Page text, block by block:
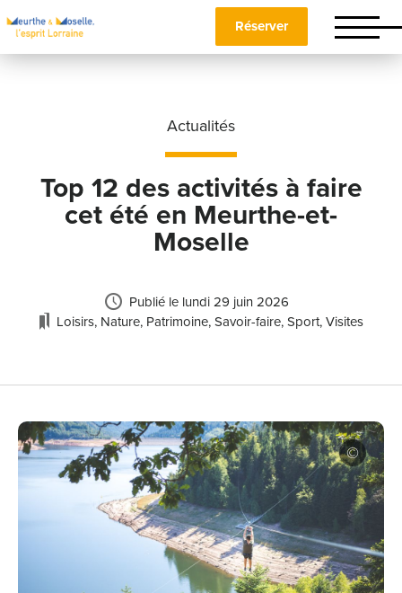
Réserver
Actualités
Top 12 des activités à faire
cet été en Meurthe-et-
Moselle
Publié le lundi 29 juin 2026
Loisirs, Nature, Patrimoine, Savoir-faire, Sport, Visites